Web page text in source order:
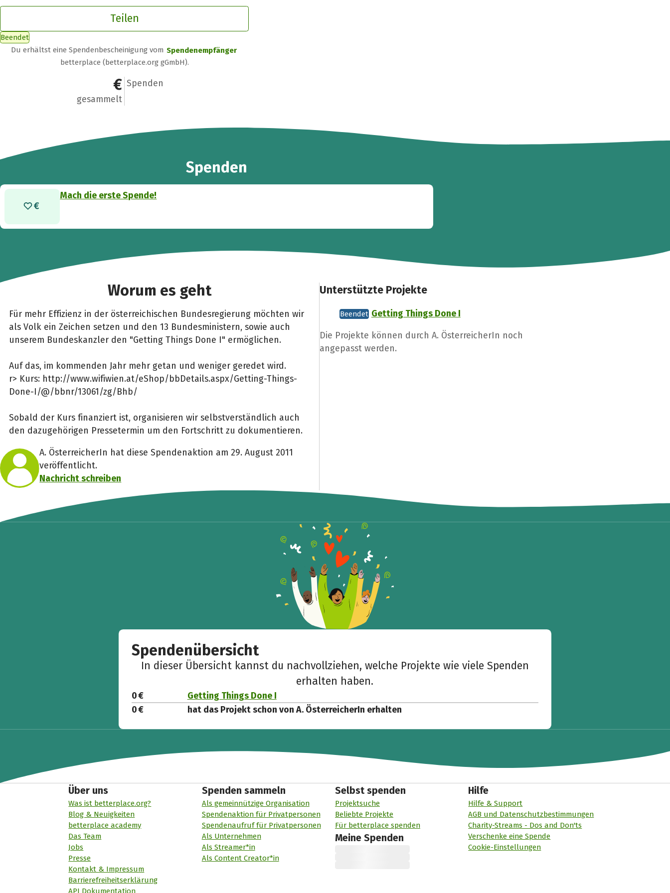
Teilen
Beendet
Du erhältst eine Spendenbescheinigung vom Spendenempfänger
betterplace (betterplace.org gGmbH).
0 €
gesammelt
0
Spenden
Spenden
Mach die erste Spende!
Worum es geht
Für mehr Effizienz in der österreichischen Bundesregierung möchten wir
als Volk ein Zeichen setzen und den 13 Bundesministern, sowie auch
unserem Bundeskanzler den "Getting Things Done I" ermöglichen.
Auf das, im kommenden Jahr mehr getan und weniger geredet wird.
r> Kurs: http://www.wifiwien.at/eShop/bbDetails.aspx/Getting-Things-
Done-I/@/bbnr/13061/zg/Bhb/
Sobald der Kurs finanziert ist, organisieren wir selbstverständlich auch
den dazugehörigen Pressetermin um den Fortschritt zu dokumentieren.
A. ÖsterreicherIn hat diese Spendenaktion am 29. August 2011
veröffentlicht.
Nachricht schreiben
Unterstützte Projekte
Beendet Getting Things Done I
Die Projekte können durch A. ÖsterreicherIn noch
angepasst werden.
Spendenübersicht
In dieser Übersicht kannst du nachvollziehen, welche Projekte wie viele Spenden
erhalten haben.
0 €
Getting Things Done I
0 €
hat das Projekt schon von A. ÖsterreicherIn erhalten
Über uns
Was ist betterplace.org?
Blog & Neuigkeiten
betterplace academy
Das Team
Jobs
Presse
Kontakt & Impressum
Barrierefreiheitserklärung
API Dokumentation
Spenden sammeln
Als gemeinnützige Organisation
Spendenaktion für Privatpersonen
Spendenaufruf für Privatpersonen
Als Unternehmen
Als Streamer*in
Als Content Creator*in
Selbst spenden
Projektsuche
Beliebte Projekte
Für betterplace spenden
Meine Spenden
Hilfe
Hilfe & Support
AGB und Datenschutzbestimmungen
Charity-Streams - Dos and Don'ts
Verschenke eine Spende
Cookie-Einstellungen